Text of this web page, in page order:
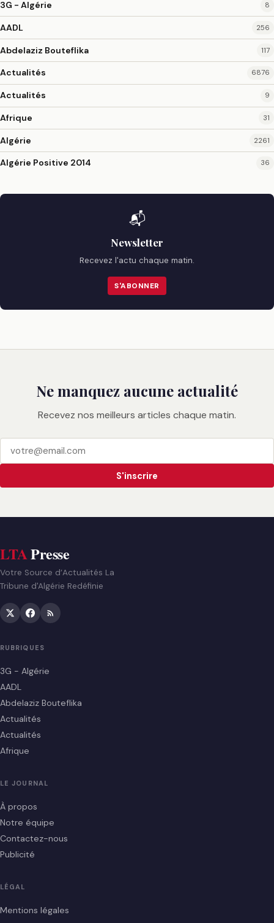
3G - Algérie 8
AADL 256
Abdelaziz Bouteflika 117
Actualités 6876
Actualités 9
Afrique 31
Algérie 2261
Algérie Positive 2014 36
📬
Newsletter
Recevez l'actu chaque matin.
S'ABONNER
Ne manquez aucune actualité
Recevez nos meilleurs articles chaque matin.
S'inscrire
LTAPresse
Votre Source d’Actualités La
Tribune d'Algérie Redéfinie
RUBRIQUES
3G - Algérie
AADL
Abdelaziz Bouteflika
Actualités
Actualités
Afrique
LE JOURNAL
À propos
Notre équipe
Contactez-nous
Publicité
LÉGAL
Mentions légales